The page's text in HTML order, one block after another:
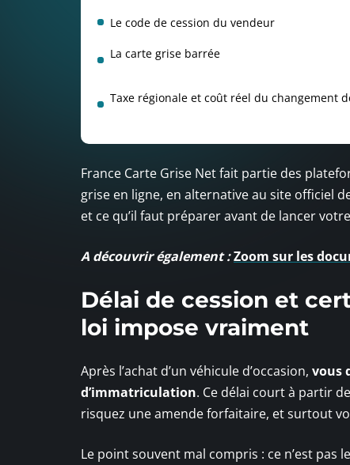
Le code de cession du vendeur
La carte grise barrée
Taxe régionale et coût réel du changement
France Carte Grise Net fait partie des
grise en ligne, en alternative au site officiel
et ce qu’il faut préparer avant de lancer
A découvrir également :Zoom sur les
Délai de cession et
loi impose vraiment
Après l’achat d’un véhicule d’occasion, vous
d’immatriculation. Ce délai court à partir
risquez une amende forfaitaire, et surtout
Le point souvent mal compris : ce n’est pas